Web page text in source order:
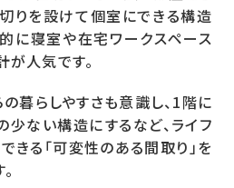
りを設けて個室にできる構造
に寝室や在宅ワークスペース
が人気です。
暮らしやすさも意識し、1階に
少ない構造にするなど、ライフ
きる「可変性のある間取り」を